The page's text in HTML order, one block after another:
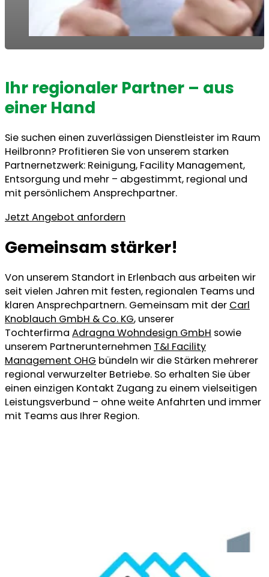
Ihr regionaler Partner – aus
einer Hand
Sie suchen einen zuverlässigen Dienstleister im Raum
Heilbronn? Profitieren Sie von unserem starken
Partnernetzwerk: Reinigung, Facility Management,
Entsorgung und mehr – abgestimmt, regional und
mit persönlichem Ansprechpartner.
Jetzt Angebot anfordern
Gemeinsam stärker!
Von unserem Standort in Erlenbach aus arbeiten wir
seit vielen Jahren mit festen, regionalen Teams und
klaren Ansprechpartnern. Gemeinsam mit der Carl
Knoblauch GmbH & Co. KG, unserer
Tochterfirma Adragna Wohndesign GmbH sowie
unserem Partnerunternehmen T&I Facility
Management OHG bündeln wir die Stärken mehrerer
regional verwurzelter Betriebe. So erhalten Sie über
einen einzigen Kontakt Zugang zu einem vielseitigen
Leistungsverbund – ohne weite Anfahrten und immer
mit Teams aus Ihrer Region.